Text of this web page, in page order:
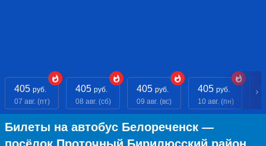
405 руб.
07 авг. (пт)
405 руб.
08 авг. (сб)
405 руб.
09 авг. (вс)
405 руб.
10 авг. (пн)
Билеты на автобус Белореченск —